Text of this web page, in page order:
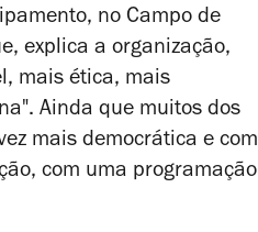
no Campo de
explica a organização,
mais ética, mais
Ainda que muitos dos
mais democrática e com
com uma programação